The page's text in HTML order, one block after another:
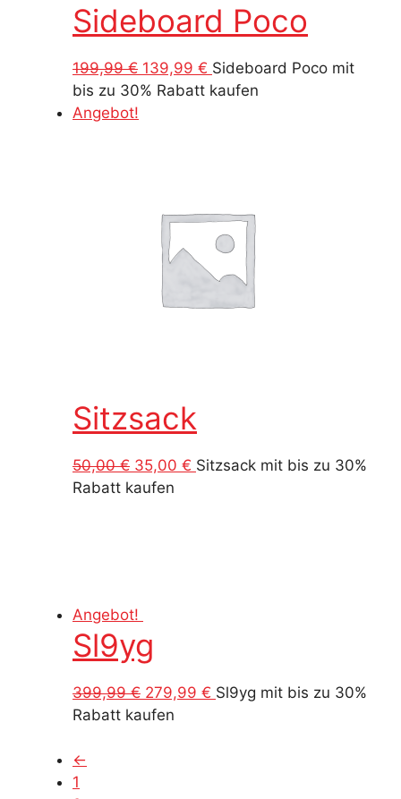
299,99 €209,99 €.
Sideboard Poco
199,99€ Ursprünglicher
Preis
139,99 € Aktueller
Preis
Sideboard Poco mit
bis zu 30% Rabatt kaufen
Angebot!
Sitzsack
50,00€ Ursprünglicher
Preis
35,00 € Aktueller
Sitzsack mit bis zu 30%
Rabatt kaufen
Angebot!
Sl9yg
399,99€ Ursprünglicher
Preis
279,99 € Aktueller
Sl9yg mit bis zu 30%
Rabatt kaufen
←
1